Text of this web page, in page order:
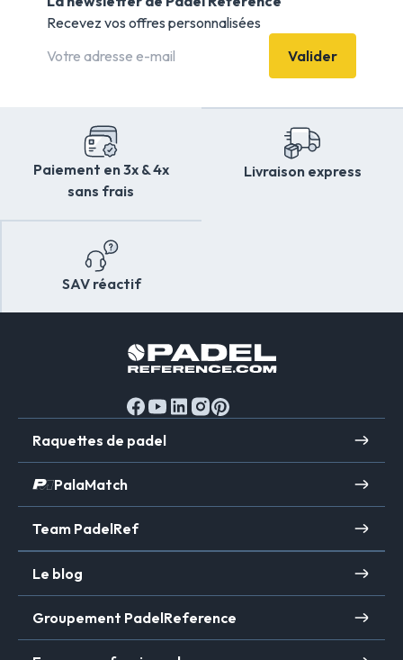
Recevez vos offres personnalisées
Valider
Paiement en 3x & 4x
sans frais
Livraison express
SAV réactif
Raquettes de padel
PalaMatch
Team PadelRef
Le blog
Groupement PadelReference